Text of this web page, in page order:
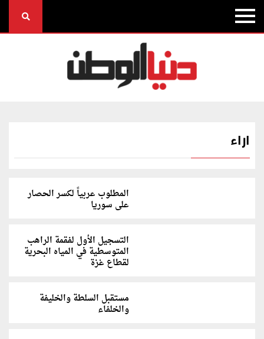
اراء
المطلوب عربياً لكسر الحصار
على سوريا
التسجيل الأول لفقمة الراهب
المتوسطية في المياه البحرية
لقطاع غزة
مستقبل السلطة والخليفة
والخلفاء